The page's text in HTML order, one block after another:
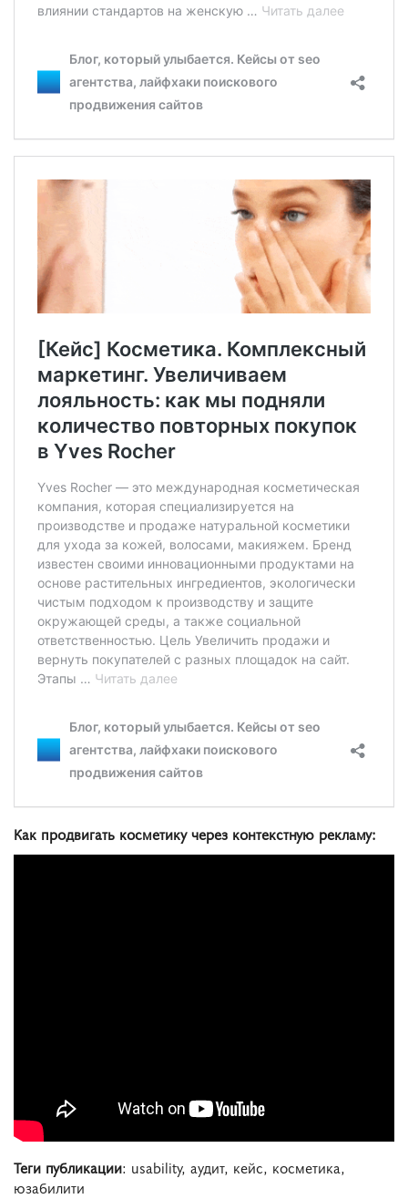
Как продвигать косметику через контекстную рекламу:
Теги публикации: usability, аудит, кейс, косметика,
юзабилити